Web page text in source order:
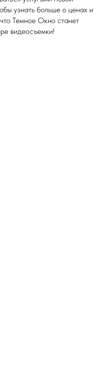
узнать больше о ценах и
Темное Окно станет
видеосъемки!